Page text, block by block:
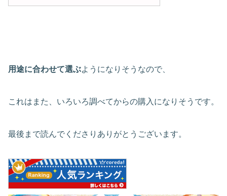
用途に合わせて選ぶようになりそうなので、
これはまた、いろいろ調べてからの購入になりそうです。
最後まで読んでくださりありがとうございます。